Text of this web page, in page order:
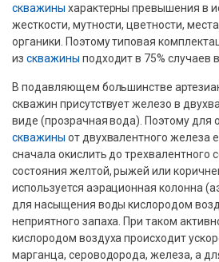
скважины характерны превышения в
жесткости, мутности, цветности,
органики. Поэтому типовая
из скважины подходит в 75% случаев
В подавляющем большинстве
скважин присутствует железо в
виде (прозрачная вода). Поэтому для
скважины от двухвалентного железа
сначала окислить до трехвалентного
состояния желтой, рыжей или
используется аэрационная колонна
для насыщения воды кислородом
неприятного запаха. При таком
кислородом воздуха происходит
марганца, сероводорода, железа, а